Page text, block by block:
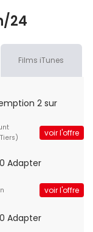
24
Films iTunes
2 sur
voir l'offre
Adapter
voir l'offre
Adapter